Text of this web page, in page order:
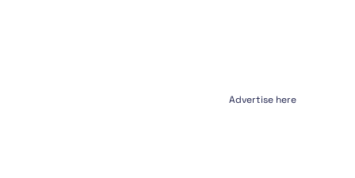
Advertise here